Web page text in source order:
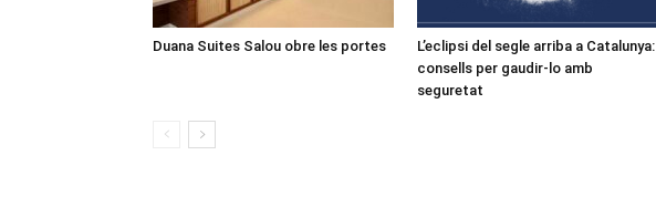
Duana Suites Salou obre les portes
L’eclipsi del segle arriba a Catalunya:
consells per gaudir-lo amb
seguretat